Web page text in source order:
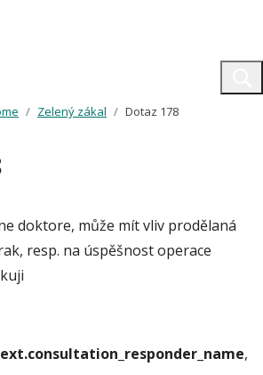
Zelený zákal Dotaz 178
doktore, může mít vliv prodělaná
resp. na úspěšnost operace
,